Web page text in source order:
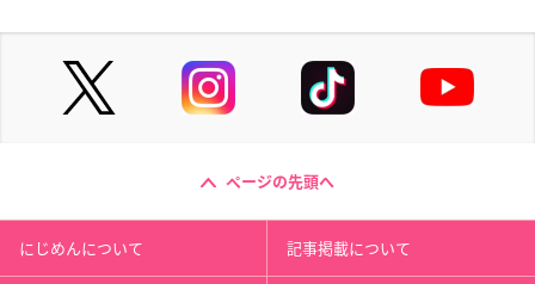
ページの先頭へ
にじめんについて 記事掲載について